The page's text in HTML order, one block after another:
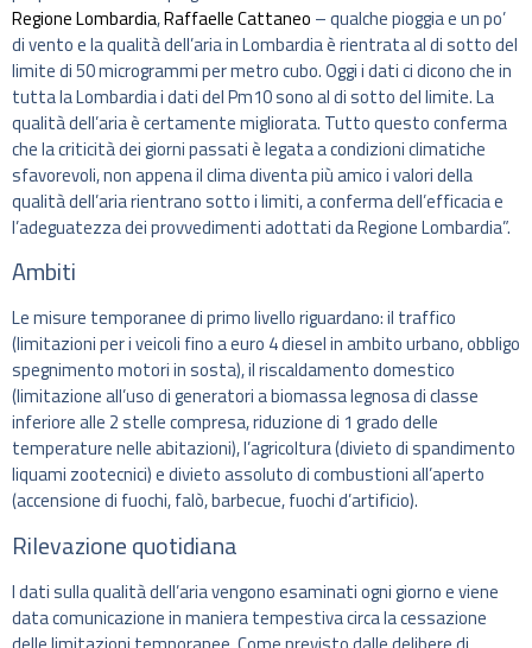
Regione Lombardia,Raffaelle Cattaneo – qualche pioggia e un po’
di vento e la qualità dell’aria in Lombardia è rientrata al di sotto del
limite di 50 microgrammi per metro cubo. Oggi i dati ci dicono che in
tutta la Lombardia i dati del Pm10 sono al di sotto del limite. La
qualità dell’aria è certamente migliorata. Tutto questo conferma
che la criticità dei giorni passati è legata a condizioni climatiche
sfavorevoli, non appena il clima diventa più amico i valori della
qualità dell’aria rientrano sotto i limiti, a conferma dell’efficacia e
l’adeguatezza dei provvedimenti adottati da Regione Lombardia”.
Ambiti
Le misure temporanee di primo livello riguardano: il traffico
(limitazioni per i veicoli fino a euro 4 diesel in ambito urbano, obbligo
spegnimento motori in sosta), il riscaldamento domestico
(limitazione all’uso di generatori a biomassa legnosa di classe
inferiore ‪alle 2 stelle compresa, riduzione di 1 grado delle
temperature nelle abitazioni), l’agricoltura (divieto di spandimento
liquami zootecnici) e divieto assoluto di combustioni all’aperto
(accensione di fuochi, falò, barbecue, fuochi d’artificio).
Rilevazione quotidiana
I dati sulla qualità dell’aria vengono esaminati ogni giorno e viene
data comunicazione in maniera tempestiva circa la cessazione